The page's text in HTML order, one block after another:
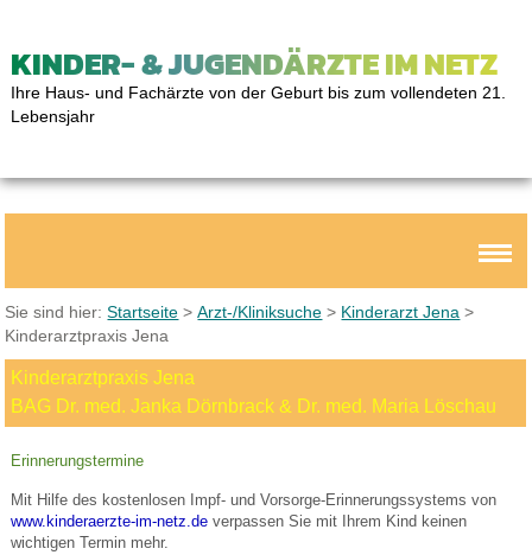
KINDER- & JUGENDÄRZTE IM NETZ
Ihre Haus- und Fachärzte von der Geburt bis zum vollendeten 21.
Lebensjahr
Sie sind hier:Startseite >Arzt-/Kliniksuche > Kinderarzt Jena >
Kinderarztpraxis Jena
Kinderarztpraxis Jena
BAG Dr. med. Janka Dörnbrack & Dr. med. Maria Löschau
Erinnerungstermine
Mit Hilfe des kostenlosen Impf- und Vorsorge-Erinnerungssystems von
www.kinderaerzte-im-netz.deverpassen Sie mit Ihrem Kind keinen
wichtigen Termin mehr.